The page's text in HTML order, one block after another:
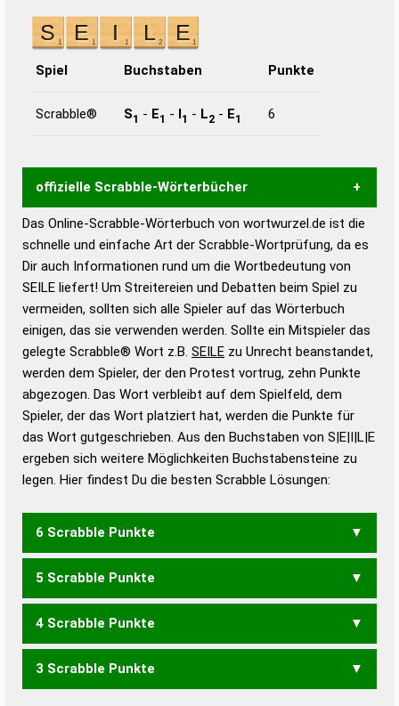
Spiel Buchstaben Punkte
Scrabble® S1 - E1 - I1 - L2 - E1 6
offizielle Scrabble-Wörterbücher
Wortwurzel liefert mit Hilfe eines semantischen
Wortanalyse-Algorithmus gute Anhaltspunkte zu
Wortbedeutung, Worttrennung und Wortform, um die
Gültigkeit eines Wortes für das Scrabble-Spiel zu
bestimmen!
zugelassene Turnier Scrabble-
Wörterbücher sind:
Duden – Standardwerk in 12 Bänden
Duden – Richtiges und gutes
Deutsch
Duden – Die deutsche Grammatik
Duden – Deutsches
Universalwörterbuch
Das Online-Scrabble-Wörterbuch von wortwurzel.de ist die
schnelle und einfache Art der Scrabble-Wortprüfung, da es
Dir auch Informationen rund um die Wortbedeutung von
SEILE liefert! Um Streitereien und Debatten beim Spiel zu
vermeiden, sollten sich alle Spieler auf das Wörterbuch
einigen, das sie verwenden werden. Sollte ein Mitspieler das
gelegte Scrabble® Wort z.B. SEILE zu Unrecht beanstandet,
werden dem Spieler, der den Protest vortrug, zehn Punkte
abgezogen. Das Wort verbleibt auf dem Spielfeld, dem
Spieler, der das Wort platziert hat, werden die Punkte für
das Wort gutgeschrieben. Aus den Buchstaben von S|E|I|L|E
ergeben sich weitere Möglichkeiten Buchstabensteine zu
legen. Hier findest Du die besten Scrabble Lösungen:
6 Scrabble Punkte
LEISE LIESE SIELE
5 Scrabble Punkte
ELSE ESEL ILSE LEES
4 Scrabble Punkte
LEE LEI EIES EISE
3 Scrabble Punkte